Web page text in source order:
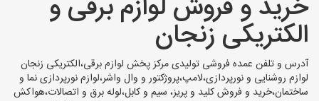
فروشنده های لوازم برقی
خرید و فروش لوازم برقی و
الکتریکی زنجان
آدرس و تلفن عمده فروشی تولیدی مرکز پخش لوازم برقی،الکتریکی زنجان
لوازم روشنایی و نورپردازی،لامپ،پروژکتور و وال واشر،لوازم نورپردازی نما و
ساختمان،خرید و فروش کلید و پریز، سیم و کابل،لوله برق و اتصالات،هواکش